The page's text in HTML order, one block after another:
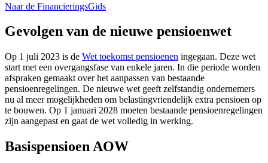
Naar de FinancieringsGids
Gevolgen van de nieuwe pensioenwet
Op 1 juli 2023 is de Wet toekomst pensioenen ingegaan. Deze wet
start met een overgangsfase van enkele jaren. In die periode worden
afspraken gemaakt over het aanpassen van bestaande
pensioenregelingen. De nieuwe wet geeft zelfstandig ondernemers
nu al meer mogelijkheden om belastingvriendelijk extra pensioen op
te bouwen. Op 1 januari 2028 moeten bestaande pensioenregelingen
zijn aangepast en gaat de wet volledig in werking.
Basispensioen AOW